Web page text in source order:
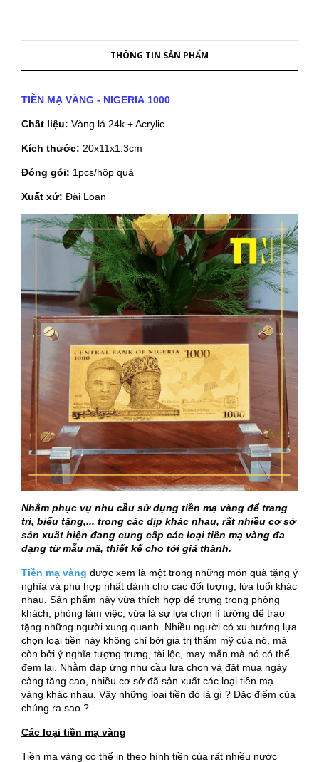
THÔNG TIN SẢN PHẨM
TIỀN MẠ VÀNG - NIGERIA 1000
Chất liệu: Vàng lá 24k + Acrylic
Kích thước: 20x11x1.3cm
Đóng gói: 1pcs/hộp quà
Xuất xứ: Đài Loan
Nhằm phục vụ nhu cầu sử dụng tiền mạ vàng để trang
trí, biếu tặng,... trong các dịp khác nhau, rất nhiều cơ sở
sản xuất hiện đang cung cấp các loại tiền mạ vàng đa
dạng từ mẫu mã, thiết kế cho tới giá thành.
Tiền mạ vàng được xem là một trong những món quà tặng ý
nghĩa và phù hợp nhất dành cho các đối tượng, lứa tuổi khác
nhau. Sản phẩm này vừa thích hợp để trưng trong phòng
khách, phòng làm việc, vừa là sự lựa chọn lí tưởng để trao
tặng những người xung quanh. Nhiều người có xu hướng lựa
chọn loại tiền này không chỉ bởi giá trị thẩm mỹ của nó, mà
còn bởi ý nghĩa tượng trưng, tài lộc, may mắn mà nó có thể
đem lại. Nhằm đáp ứng nhu cầu lựa chọn và đặt mua ngày
càng tăng cao, nhiều cơ sở đã sản xuất các loại tiền mạ
vàng khác nhau. Vậy những loại tiền đó là gì ? Đặc điểm của
chúng ra sao ?
Các loại tiền mạ vàng
Tiền mạ vàng có thể in theo hình tiền của rất nhiều nước